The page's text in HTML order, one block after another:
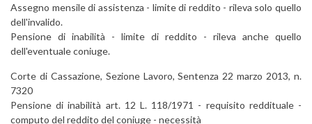
Assegno mensile di assistenza - limite di reddito - rileva solo quello
dell'invalido.
Pensione di inabilità - limite di reddito - rileva anche quello
dell'eventuale coniuge.
Corte di Cassazione, Sezione Lavoro, Sentenza 22 marzo 2013, n.
7320
Pensione di inabilità art. 12 L. 118/1971 - requisito reddituale -
computo del reddito del coniuge - necessità